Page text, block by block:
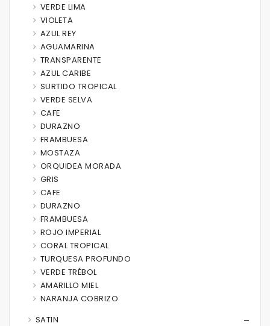
VERDE LIMA
VIOLETA
AZUL REY
AGUAMARINA
TRANSPARENTE
AZUL CARIBE
SURTIDO TROPICAL
VERDE SELVA
CAFE
DURAZNO
FRAMBUESA
MOSTAZA
ORQUIDEA MORADA
GRIS
CAFE
DURAZNO
FRAMBUESA
ROJO IMPERIAL
CORAL TROPICAL
TURQUESA PROFUNDO
VERDE TRÉBOL
AMARILLO MIEL
NARANJA COBRIZO
SATIN